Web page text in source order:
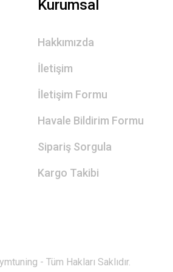
Kurumsal
Hakkımızda
İletişim
İletişim Formu
Havale Bildirim Formu
Sipariş Sorgula
Kargo Takibi
- Tüm Hakları Saklıdır.